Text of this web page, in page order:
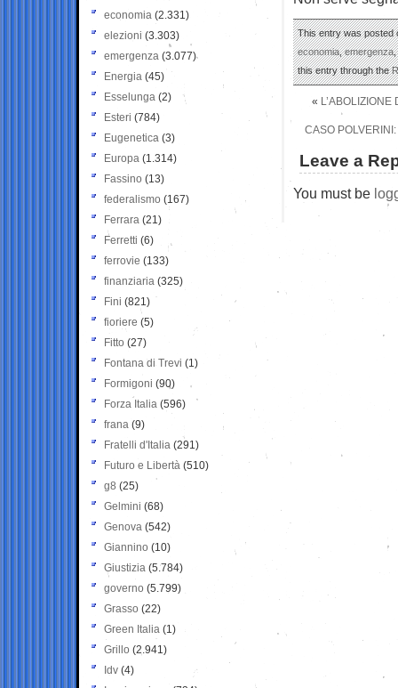
This entry was posted
economia,emergenza,
this entry through the
«
CASO
Leave a
You must be
economia (2.331)
elezioni (3.303)
emergenza (3.077)
Energia (45)
Esselunga (2)
Esteri (784)
Eugenetica (3)
Europa (1.314)
Fassino (13)
federalismo (167)
Ferrara (21)
Ferretti (6)
ferrovie (133)
finanziaria (325)
Fini (821)
fioriere (5)
Fitto (27)
Fontana di Trevi (1)
Formigoni (90)
Forza Italia (596)
frana (9)
Fratelli d'Italia (291)
Futuro e Libertà (510)
g8 (25)
Gelmini (68)
Genova (542)
Giannino (10)
Giustizia (5.784)
governo (5.799)
Grasso (22)
Green Italia (1)
Grillo (2.941)
Idv (4)